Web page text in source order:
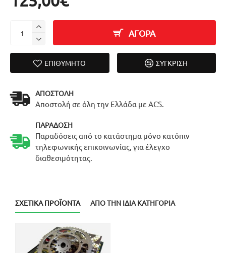
ΑΓΟΡΑ
ΕΠΙΘΥΜΗΤΌ ΣΎΓΚΡΙΣΗ
ΑΠΟΣΤΟΛΉ
Αποστολή σε όλη την Ελλάδα με ACS.
ΠΑΡΆΔΟΣΗ
Παραδόσεις από το κατάστημα μόνο κατόπιν
τηλεφωνικής επικοινωνίας, για έλεγχο
διαθεσιμότητας.
ΣΧΕΤΙΚΆ ΠΡΟΪΌΝΤΑ ΑΠΌ ΤΗΝ ΊΔΙΑ ΚΑΤΗΓΟΡΊΑ